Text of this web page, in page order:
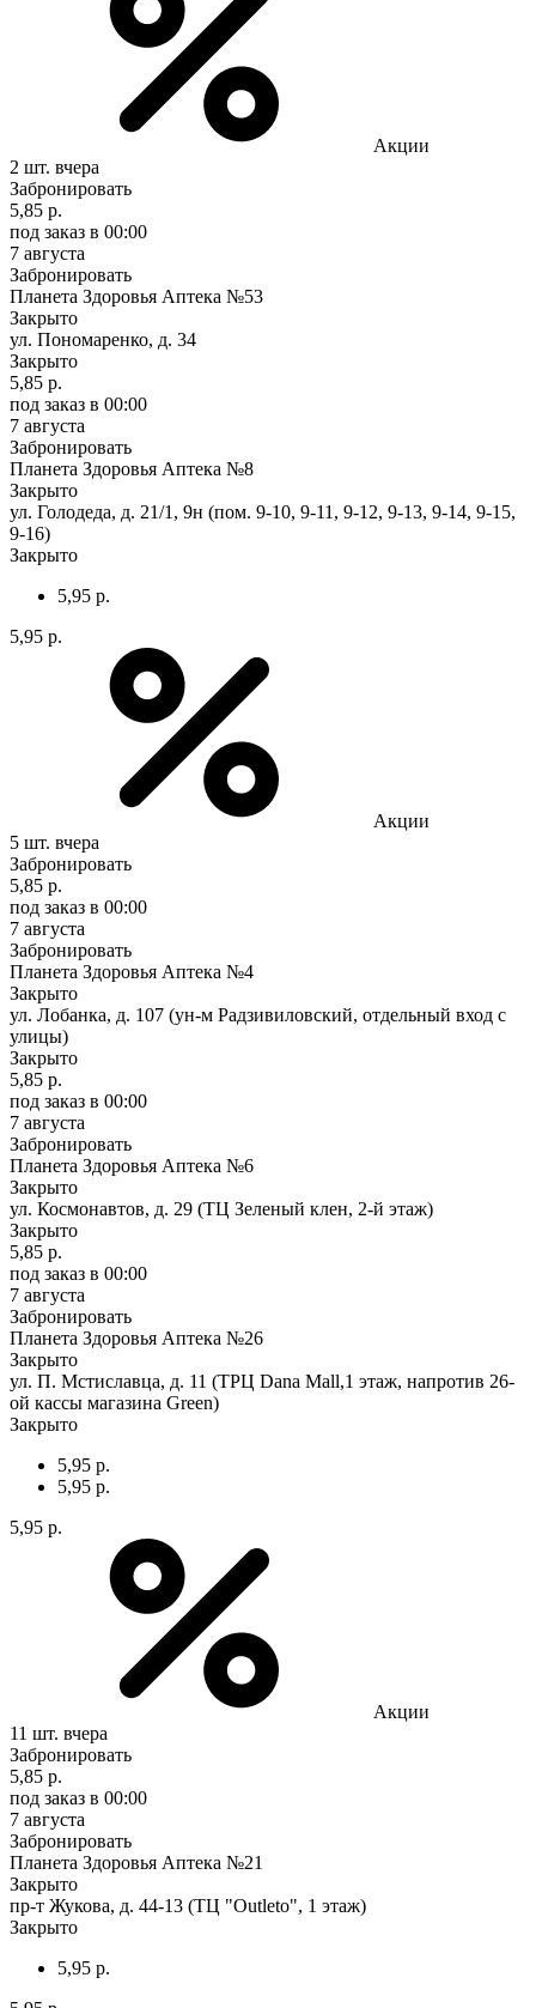
Акции
2 шт. вчера
Забронировать
5,85 р.
под заказ в 00:00
7 августа
Забронировать
Планета Здоровья Аптека №53
Закрыто
ул. Пономаренко, д. 34
Закрыто
5,85 р.
под заказ в 00:00
7 августа
Забронировать
Планета Здоровья Аптека №8
Закрыто
ул. Голодеда, д. 21/1, 9н (пом. 9-10, 9-11, 9-12, 9-13, 9-14, 9-15,
9-16)
Закрыто
5,95 р.
5,95 р.
Акции
5 шт. вчера
Забронировать
5,85 р.
под заказ в 00:00
7 августа
Забронировать
Планета Здоровья Аптека №4
Закрыто
ул. Лобанка, д. 107 (ун-м Радзивиловский, отдельный вход с
улицы)
Закрыто
5,85 р.
под заказ в 00:00
7 августа
Забронировать
Планета Здоровья Аптека №6
Закрыто
ул. Космонавтов, д. 29 (ТЦ Зеленый клен, 2-й этаж)
Закрыто
5,85 р.
под заказ в 00:00
7 августа
Забронировать
Планета Здоровья Аптека №26
Закрыто
ул. П. Мстиславца, д. 11 (ТРЦ Dana Mall,1 этаж, напротив 26-
ой кассы магазина Green)
Закрыто
5,95 р.
5,95 р.
5,95 р.
Акции
11 шт. вчера
Забронировать
5,85 р.
под заказ в 00:00
7 августа
Забронировать
Планета Здоровья Аптека №21
Закрыто
пр-т Жукова, д. 44-13 (ТЦ "Outleto", 1 этаж)
Закрыто
5,95 р.